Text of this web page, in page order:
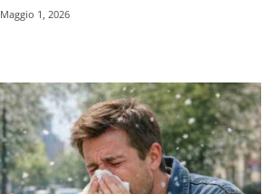
Maggio 1, 2026